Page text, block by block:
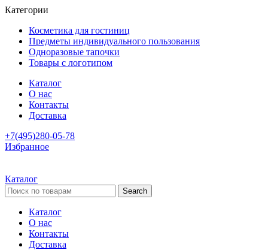
Категории
Косметика для гостиниц
Предметы индивидуального пользования
Одноразовые тапочки
Товары с логотипом
Каталог
О нас
Контакты
Доставка
+7(495)280-05-78
Избранное
Каталог
Search
Каталог
О нас
Контакты
Доставка